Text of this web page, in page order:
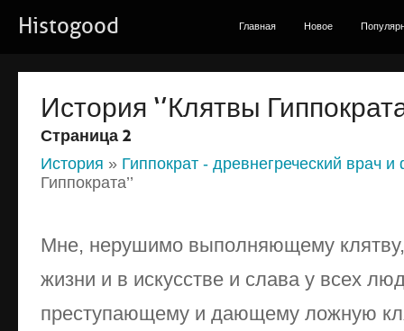
Histogood Главная Новое
История ‘’Клятвы
Страница 2
История » Гиппократ - древнегреческий врач
Гиппократа’’
Мне, нерушимо выполняющему клятву,
жизни и в искусстве и слава у всех
преступающему и дающему ложную